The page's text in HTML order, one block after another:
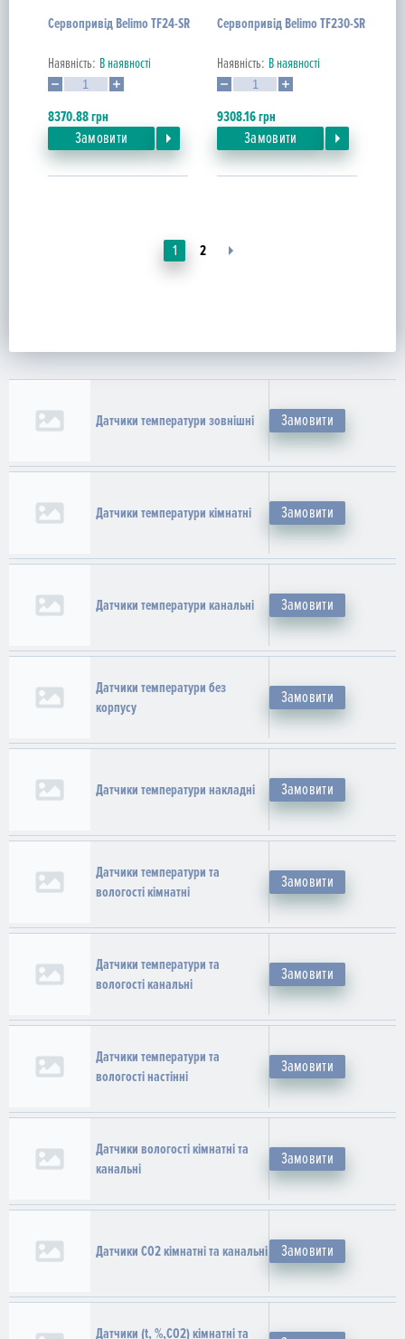
Сервопривід Belimo TF24-SR
Наявність: В наявності
8370.88грн
Замовити
Сервопривід Belimo TF230-SR
Наявність: В наявності
9308.16грн
Замовити
1 2
Датчики температури зовнішні Замовити
Датчики температури кімнатні Замовити
Датчики температури канальні Замовити
Датчики температури без
корпусу
Замовити
Датчики температури накладні Замовити
Датчики температури та
вологості кімнатні
Замовити
Датчики температури та
вологості канальні
Замовити
Датчики температури та
вологості настінні
Замовити
Датчики вологості кімнатні та
канальні
Замовити
Датчики СО2 кімнатні та канальні Замовити
Датчики (t, %,СО2) кімнатні та